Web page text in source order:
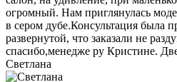
огромный. Нам приглянулась
в сером дубе.Консультация была
развернутой, что заказали не
спасибо,менедже ру Кристине.
Светлана